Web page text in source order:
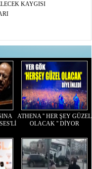
KAYGISI
ATHENA '' HER ŞEY GÜZEL
OLACAK '' DİYOR